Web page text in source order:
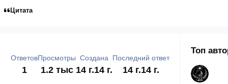
Цитата
Ответов
1
Просмотры
1.2 тыс
Создана
14 г.14 г.
Последний ответ
14 г.14 г.
Топ